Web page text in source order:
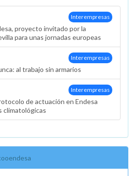
Interempresas
proyecto invitado por la
para unas jornadas europeas
Interempresas
al trabajo sin armarios
Interempresas
de actuación en Endesa
climatológicas